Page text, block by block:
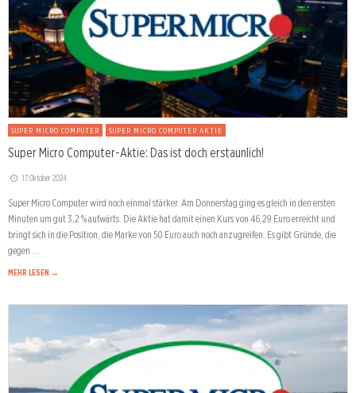
SUPER MICRO COMPUTER SUPER MICRO COMPUTER AKTIE
Super Micro Computer-Aktie: Das ist doch erstaunlich!
17. Oktober 2024
Super Micro Computer wird noch einmal stärker. Am Donnerstag ging es gleich in den ersten
Minuten um gut 3,2 % aufwärts. Die Aktie hat damit einen Kurs von 46,29 Euro erreicht und
bringt sich in die Position, die Marke von 50 Euro auch noch anzugreifen. Es gibt Gründe, die
gegen …
MEHR LESEN →